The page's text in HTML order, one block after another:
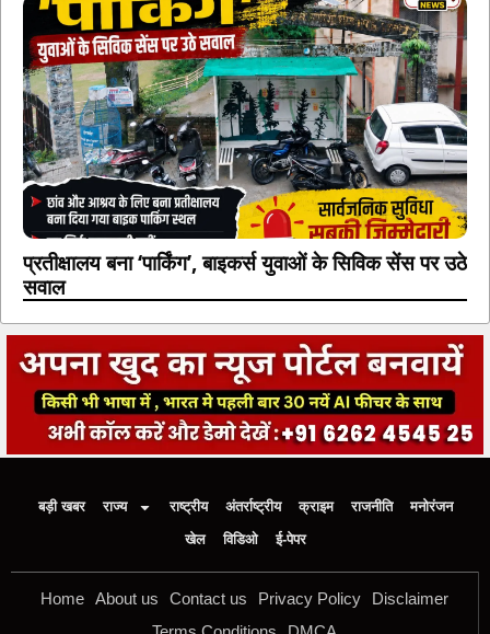
प्रतीक्षालय बना ‘पार्किंग’, बाइकर्स युवाओं के सिविक सेंस पर उठे
सवाल
बड़ी खबर राज्य राष्ट्रीय अंतर्राष्ट्रीय क्राइम राजनीति
मनोरंजन
खेल
विडिओ ई-पेपर
Home About us Contact us Privacy Policy
Disclaimer